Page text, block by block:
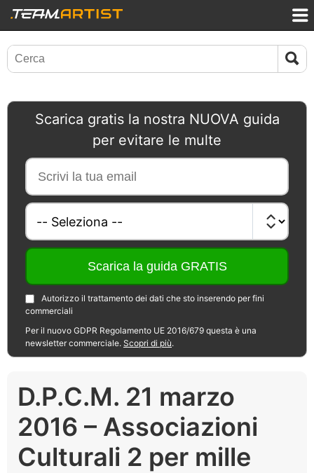
Scarica gratis la nostra NUOVA guida
per evitare le multe
Autorizzo il trattamento dei dati che sto inserendo per fini
commerciali
Per il nuovo GDPR Regolamento UE 2016/679 questa è una
newsletter commerciale. Scopri di più.
D.P.C.M. 21 marzo
2016 – Associazioni
Culturali 2 per mille